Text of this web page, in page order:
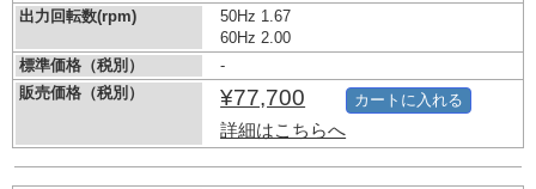
出力回転数(rpm)
50Hz 1.67
60Hz 2.00
標準価格（税別）
-
販売価格（税別）
¥77,700
詳細はこちらへ
カートに入れる